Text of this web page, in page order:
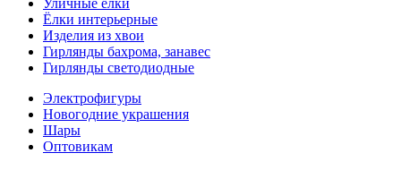
Уличные ёлки
Ёлки интерьерные
Изделия из хвои
Гирлянды бахрома, занавес
Гирлянды светодиодные
Электрофигуры
Новогодние украшения
Шары
Оптовикам